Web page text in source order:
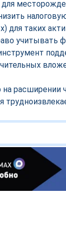
для таких
учитывать
расширении